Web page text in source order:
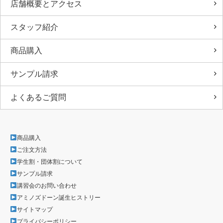
店舗概要とアクセス
スタッフ紹介
商品購入
サンプル請求
よくあるご質問
商品購入
ご注文方法
学生割・団体割について
サンプル請求
講習会のお問い合わせ
アミノズドーン誕生ヒストリー
サイトマップ
プライバシーポリシー